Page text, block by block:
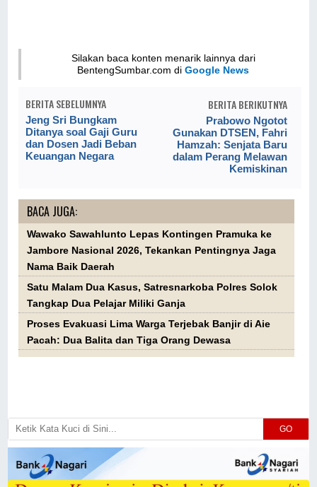
Silakan baca konten menarik lainnya dari
BentengSumbar.com diGoogle News
BERITA SEBELUMNYA
Jeng Sri Bungkam
Ditanya soal Gaji Guru
dan Dosen Jadi Beban
Keuangan Negara
BERITA BERIKUTNYA
Prabowo Ngotot
Gunakan DTSEN, Fahri
Hamzah: Senjata Baru
dalam Perang Melawan
Kemiskinan
BACA JUGA:
Wawako Sawahlunto Lepas Kontingen Pramuka ke
Jambore Nasional 2026, Tekankan Pentingnya Jaga
Nama Baik Daerah
Satu Malam Dua Kasus, Satresnarkoba Polres Solok
Tangkap Dua Pelajar Miliki Ganja
Proses Evakuasi Lima Warga Terjebak Banjir di Aie
Pacah: Dua Balita dan Tiga Orang Dewasa
GO